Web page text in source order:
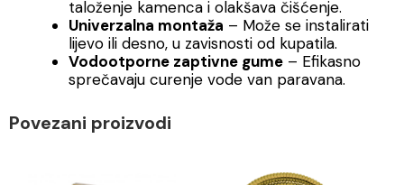
taloženje kamenca i olakšava čišćenje.
Univerzalna montaža – Može se instalirati
lijevo ili desno, u zavisnosti od kupatila.
Vodootporne zaptivne gume – Efikasno
sprečavaju curenje vode van paravana.
Povezani proizvodi